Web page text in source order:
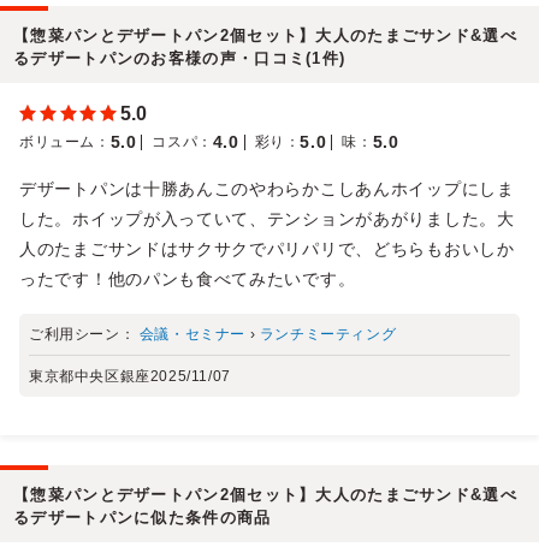
【惣菜パンとデザートパン2個セット】大人のたまごサンド&選べ
るデザートパンのお客様の声・口コミ(1件)
5.0
ボリューム ： 5.0 コスパ ： 4.0 彩り ：5.0 味 ： 5.0
デザートパンは十勝あんこのやわらかこしあんホイップにしま
した。ホイップが入っていて、テンションがあがりました。大
人のたまごサンドはサクサクでパリパリで、どちらもおいしか
ったです！他のパンも食べてみたいです。
ご利用シーン： 会議・セミナー › ランチミーティング
東京都中央区銀座2025/11/07
【惣菜パンとデザートパン2個セット】大人のたまごサンド&選べ
るデザートパンに似た条件の商品